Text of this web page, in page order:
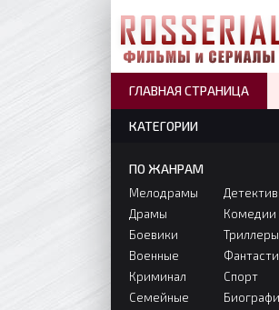
КАТЕГОРИИ
ПО ЖАНРАМ
Мелодрамы
Драмы
Боевики
Военные
Криминал
Семейные
Комедии
Триллеры
Спорт
ГЛАВНАЯ СТРАНИЦА